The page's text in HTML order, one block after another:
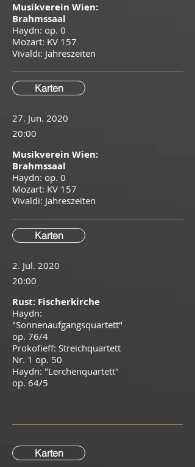
Musikverein Wien:
Brahmssaal
Haydn: op. 0
Mozart: KV 157
Vivaldi: Jahreszeiten
Karten
27. Jun. 2020
20:00
Musikverein Wien:
Brahmssaal
Haydn: op. 0
Mozart: KV 157
Vivaldi: Jahreszeiten
Karten
2. Jul. 2020
20:00
Rust: Fischerkirche
Haydn:
"Sonnenaufgangsquartett"
op. 76/4
Prokofieff: Streichquartett
Nr. 1 op. 50
Haydn: "Lerchenquartett"
op. 64/5
Karten